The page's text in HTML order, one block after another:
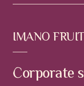
IMANO
Corporate